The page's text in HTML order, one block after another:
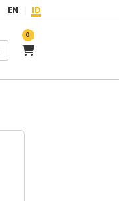
EN ID
0